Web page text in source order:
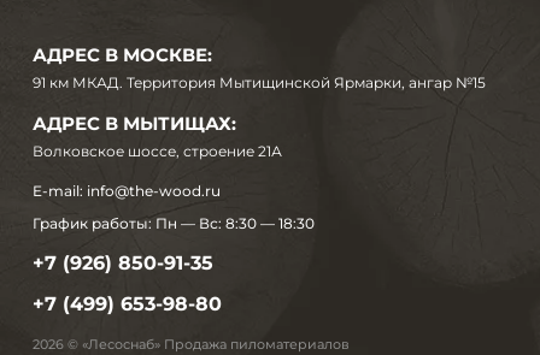
АДРЕС В МОСКВЕ:
91 км МКАД. Территория Мытищинской Ярмарки, ангар №15
АДРЕС В МЫТИЩАХ:
Волковское шоссе, строение 21А
E-mail: info@the-wood.ru
График работы: Пн — Вс: 8:30 — 18:30
+7 (926) 850-91-35
+7 (499) 653-98-80
2026 © «Лесоснаб» Продажа пиломатериалов